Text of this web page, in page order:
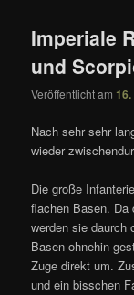
Imperiale
und
Veröffentlicht am
Nach sehr sehr
wieder
Die große
flachen Basen. Da
werden sie daurch
Basen ohnehin
Zuge direkt um.
und ein bisschen